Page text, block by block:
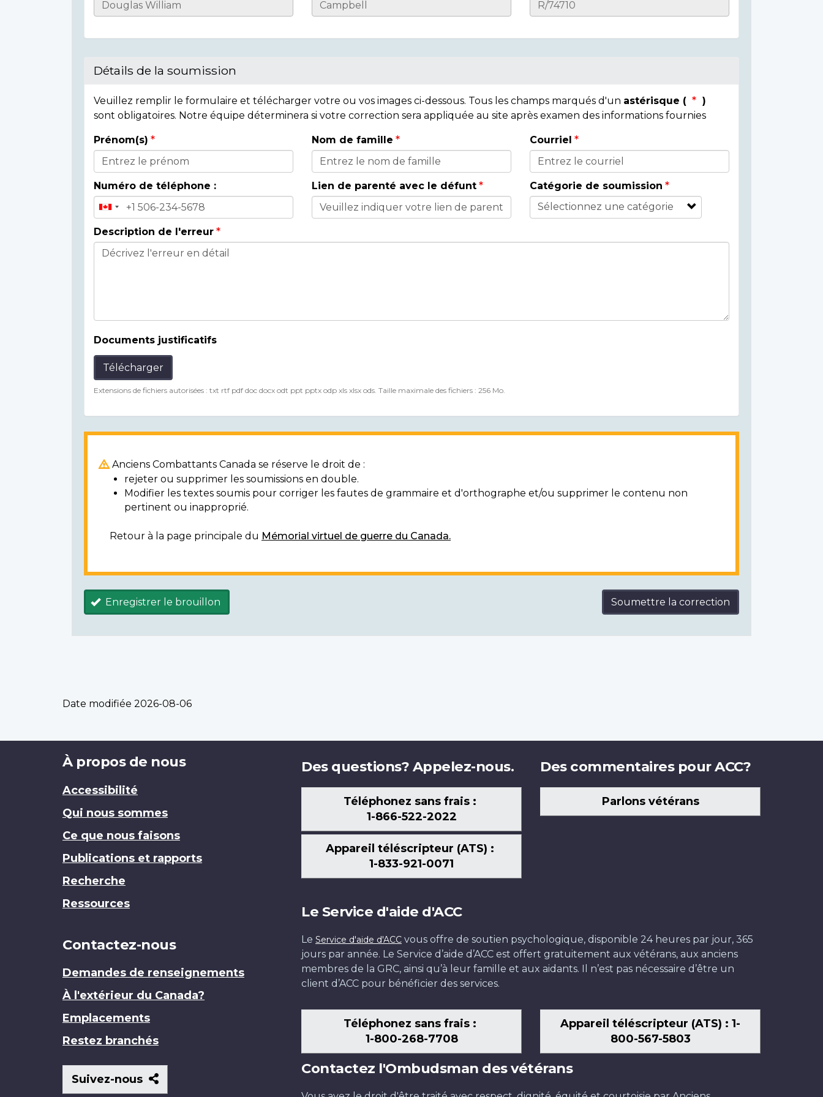
Casualty
Détails de la soumission
Veuillez remplir le formulaire et télécharger votre ou vos images ci-dessous. Tous les champs marqués d'un astérisque (
)
sont obligatoires. Notre équipe déterminera si votre correction sera appliquée au site après examen des informations fournies
Donor
Details
Prénom(s) Nom de famille Courriel
Numéro de téléphone : Lien de parenté avec le défunt Catégorie de soumission
Description de l'erreur
Documents justificatifs
Télécharger
Extensions de fichiers autorisées : txt rtf pdf doc docx odt ppt pptx odp xls xlsx ods. Taille maximale des fichiers : 256 Mo.
Anciens Combattants Canada se réserve le droit de :
rejeter ou supprimer les soumissions en double.
Modifier les textes soumis pour corriger les fautes de grammaire et d'orthographe et/ou supprimer le contenu non
pertinent ou inapproprié.
Retour à la page principale du Mémorial virtuel de guerre du Canada.
Enregistrer le brouillon Soumettre la correction
Date modifiée 2026-08-06
Brand
À propos de nous
Accessibilité
Qui nous sommes
Ce que nous faisons
Publications et rapports
Recherche
Ressources
Contactez-nous
Demandes de renseignements
À l'extérieur du Canada?
Emplacements
Restez branchés
Suivez-nous
Suivez-
nous
Des questions? Appelez-nous.
Téléphonez sans frais :
1-866-522-2022
Appareil téléscripteur (ATS) :
1-833-921-0071
Des commentaires pour ACC?
Parlons vétérans
Le Service d'aide d'ACC
Le Service d'aide d'ACC vous offre de soutien psychologique, disponible 24 heures par jour, 365
jours par année. Le Service d’aide d’ACC est offert gratuitement aux vétérans, aux anciens
membres de la GRC, ainsi qu’à leur famille et aux aidants. Il n’est pas nécessaire d’être un
client d’ACC pour bénéficier des services.
Téléphonez sans frais :
1-800-268-7708
Appareil téléscripteur (ATS) : 1-
800-567-5803
Contactez l'Ombudsman des vétérans